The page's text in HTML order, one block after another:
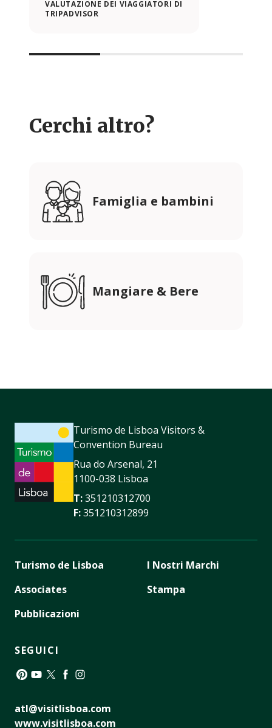
VALUTAZIONE DEI VIAGGIATORI DI
TRIPADVISOR
Cerchi altro?
Famiglia e bambini
Mangiare & Bere
Turismo de Lisboa Visitors &
Convention Bureau
Rua do Arsenal, 21
1100-038 Lisboa
T:351210312700
F:351210312899
Turismo de Lisboa
Associates
Pubblicazioni
I Nostri Marchi
Stampa
SEGUICI
atl@visitlisboa.com
www.visitlisboa.com